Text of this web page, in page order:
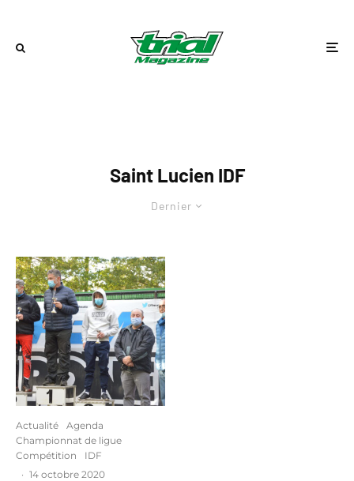
Saint Lucien IDF
Dernier
Actualité
Agenda
Championnat de ligue
Compétition
IDF
· 14 octobre 2020